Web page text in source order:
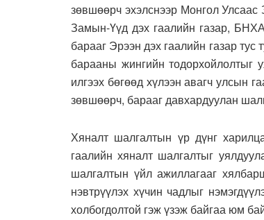
зөвшөөрч эхэлснээр Монгол
Замын-Үүд дэх гаалийн газар,
барааг Эрээн дэх гаалийн газар тус
барааны жингийн тодорхойлолтыг
илгээх бөгөөд хүлээн авагч улсын
зөвшөөрч, барааг давхардуулан
Хяналт шалгалтын үр дүнг
гаалийн хяналт шалгалтыг
шалгалтын үйл ажиллагааг
нэвтрүүлэх хүчин чадлыг
холбогдолтой гэж үзэж байгаа юм